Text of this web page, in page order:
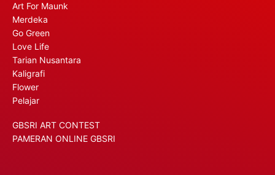
Art For Maunk
Merdeka
Go Green
Love Life
Tarian Nusantara
Kaligrafi
Flower
Pelajar
GBSRI ART CONTEST
PAMERAN ONLINE GBSRI